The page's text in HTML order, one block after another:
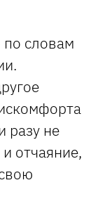
по словам
разу не
отчаяние,